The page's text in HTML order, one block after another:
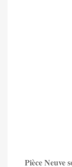
Pièce Neuve